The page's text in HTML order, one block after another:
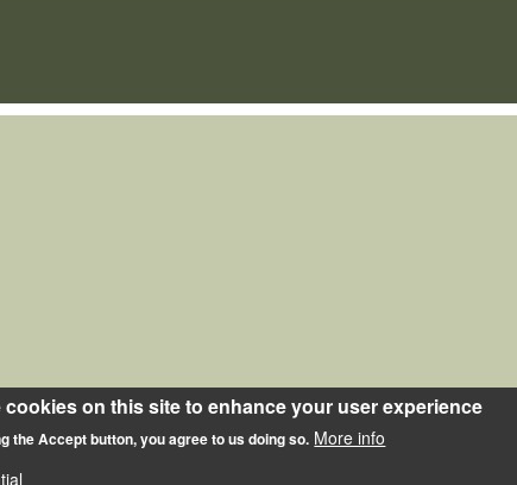
cookies on this site to enhance your user experience
the Accept button, you agree to us doing so. More info